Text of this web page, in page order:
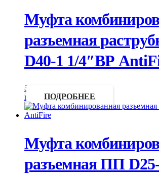
Муфта
разъемная
D40-1 1/4″ВР
Запросить
цену
ПОДРОБНЕЕ
Муфта
разъемная ПП